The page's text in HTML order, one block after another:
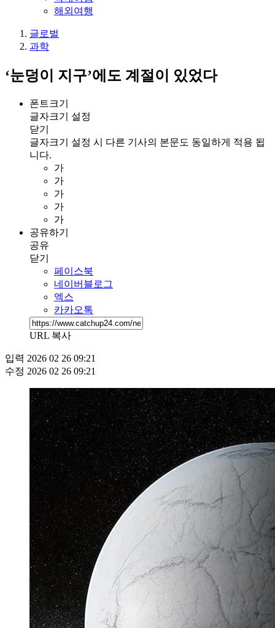
해외여행
글로벌
과학
‘눈덩이 지구’에도 계절이 있었다
폰트크기
글자크기 설정
닫기
글자크기 설정 시 다른 기사의 본문도 동일하게 적용 됩
니다.
가
가
가
가
가
공유하기
공유
닫기
페이스북
네이버블로그
엑스
카카오톡
URL 복사
입력 2026 02 26 09:21
수정 2026 02 26 09:21